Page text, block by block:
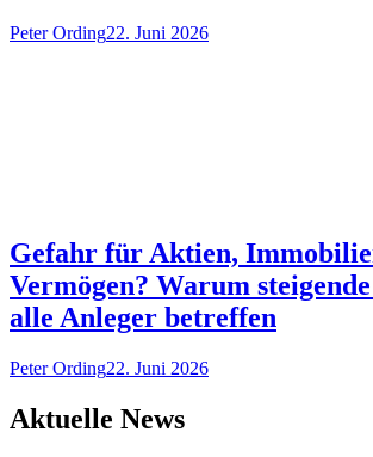
Peter Ording22. Juni 2026
Gefahr für Aktien,
Vermögen? Warum
alle Anleger betreffen
Peter Ording22. Juni 2026
Aktuelle News